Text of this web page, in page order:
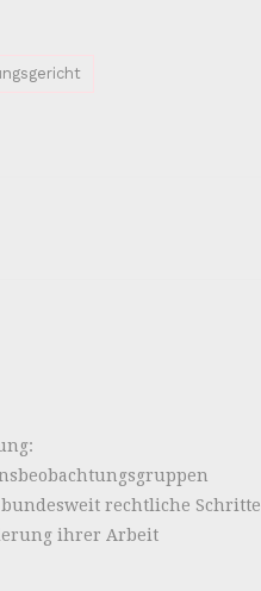
rechtliche Schritte
ihrer Arbeit